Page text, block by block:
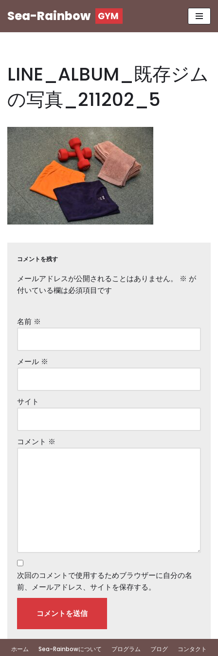
ス
キ
プ
Sea-Rainbow
LINE_ALBUM_既存ジム
の写真_211202_5
コメントを残す
メールアドレスが公開されることはありません。 ※ が
付いている欄は必須項目です
名前 ※
メール ※
サイト
コメント ※
次回のコメントで使用するためブラウザーに自分の名
前、メールアドレス、サイトを保存する。
ホーム Sea-Rainbowについて プログラム ブログ コンタクト